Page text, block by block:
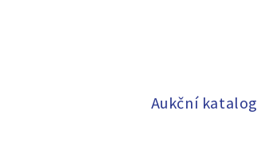
Aukční katalog